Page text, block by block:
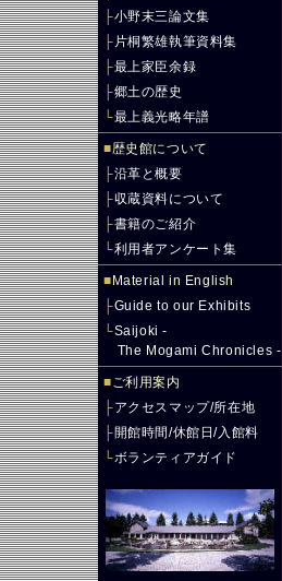
├小野末三論文集
├ 片桐繁雄執筆資料集
├最上家臣余録
├郷土の歴史
└最上義光略年譜
■歴史館について
├沿革と概要
├収蔵資料について
├書籍のご紹介
└利用者アンケート集
■ Material in English
├Guide to our Exhibits
└Saijoki -
The Mogami Chronicles -
■ご利用案内
├アクセスマップ/所在地
├開館時間/休館日/入館料
└ボランティアガイド